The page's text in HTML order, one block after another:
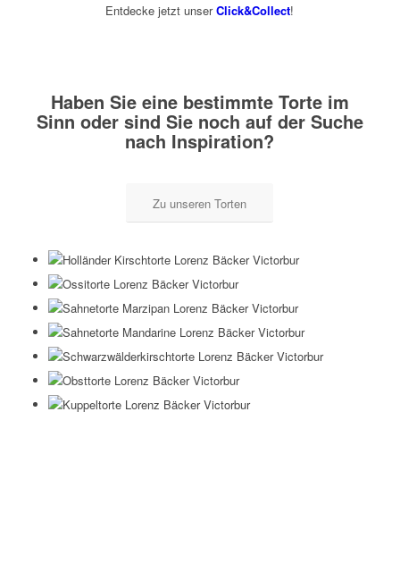
Entdecke jetzt unserClick&Collect!
Haben Sie eine bestimmte Torte im
Sinn oder sind Sie noch auf der Suche
nach Inspiration?
Zu unseren Torten